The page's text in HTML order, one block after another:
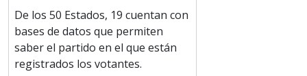
De los 50 Estados, 19 cuentan con
bases de datos que permiten
saber el partido en el que están
registrados los votantes.